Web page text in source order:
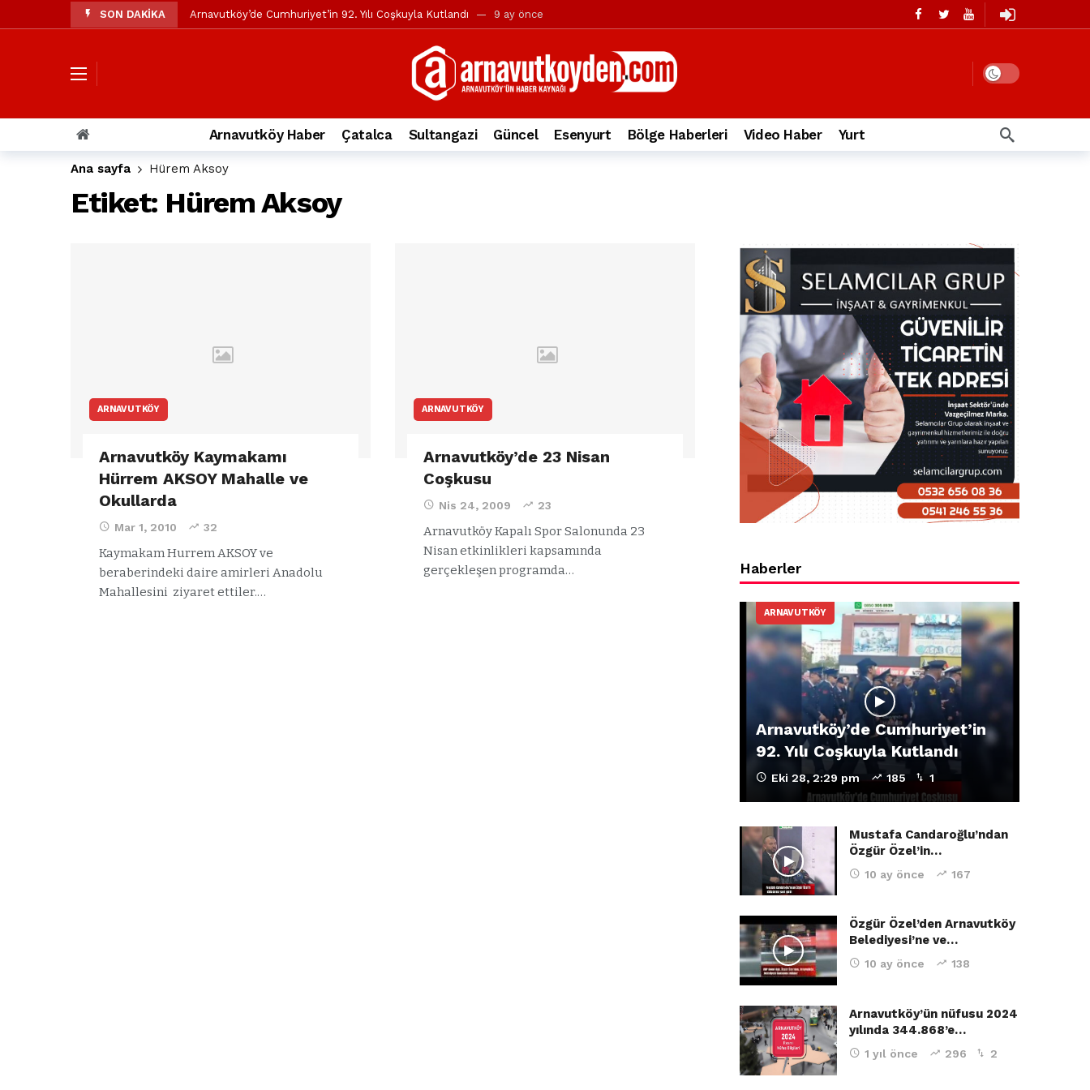
SON DAKİKA Arnavutköy’de Cumhuriyet’in 92. Yılı Coşkuyla Kutlandı 9 ay önce
Özgür Özel’den Arnavutköy Belediyesi’ne ve Mustafa Candaroğlu’na yönelik suçlamalar 10 ay önce
Arnavutköy’ün nüfusu 2024 yılında 344.868’e ulaştı 1 yıl önce
Arnavutköy Taşoluk’ta seyir halindeki otomobil alev alev yandı. 2 yıl önce
Arnavutköy İmrahor Mahallesi sakinleri protesto gösterisi düzenledi 2 yıl önce
Arnavutköy’de 29 Ekim Cumhuriyet Bayramı kutlamaları coşkuyla gerçekleşti
Toprak kaydı: 3 hafriyat kamyonu birbirlerinin üzerine devrildi
İstanbul Havalimanı yolundaki kazada, taksideki yolcu öldü
Arnavutköy Haber Çatalca Sultangazi Güncel Esenyurt Bölge Haberleri Video Haber Yurt
Ana sayfa Hürem Aksoy
Etiket: Hürem Aksoy
ARNAVUTKÖY
Arnavutköy Kaymakamı
Hürrem AKSOY Mahalle ve
Okullarda
Mar 1, 2010 32
Kaymakam Hurrem AKSOY ve
beraberindeki daire amirleri Anadolu
Mahallesini ziyaret ettiler.…
ARNAVUTKÖY
Arnavutköy’de 23 Nisan
Coşkusu
Nis 24, 2009 23
Arnavutköy Kapalı Spor Salonunda 23
Nisan etkinlikleri kapsamında
gerçekleşen programda… Haberler
ARNAVUTKÖY
Arnavutköy’de Cumhuriyet’in
92. Yılı Coşkuyla Kutlandı
Eki 28, 2:29 pm 185 1
Mustafa Candaroğlu’ndan
Özgür Özel’in…
10 ay önce 167
Özgür Özel’den Arnavutköy
Belediyesi’ne ve…
10 ay önce 138
Arnavutköy’ün nüfusu 2024
yılında 344.868’e…
1 yıl önce 296 2